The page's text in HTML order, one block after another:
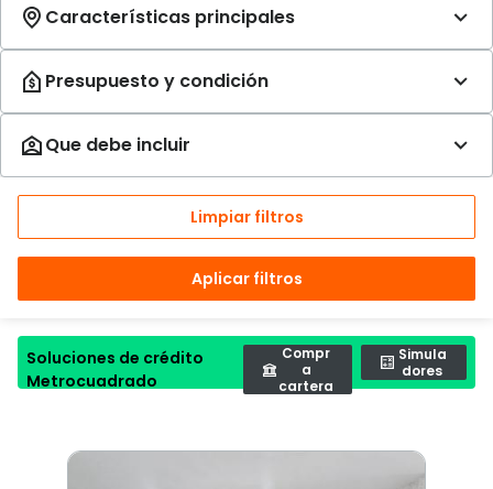
Limpiar filtros
Aplicar filtros
Soluciones de crédito
Metrocuadrado
Compr
a
cartera
Simula
dores